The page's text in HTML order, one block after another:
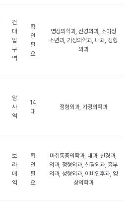
건
대
입
구
역
확
인
필
요
영상의학과, 신경외과, 소아청
소년과, 가정의학과, 내과, 정형
외과
암
사
역
14
대
정형외과, 가정의학과
보
라
매
역
확
인
필
요
마취통증의학과, 내과, 신경과,
외과, 정형외과, 신경외과, 흉부
외과, 성형외과, 이비인후과, 영
상의학과